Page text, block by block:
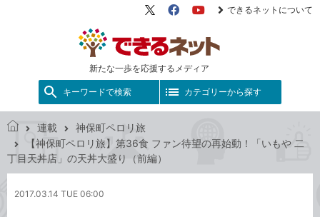
新たな一歩を応援するメディア
X（旧
FacebookYouTube
できるネットについて
キーワードで検索 カテゴリーから探す
き
ッ
連載
神保町ペロリ旅
【神保町ペロリ旅】第36食 ファン待望の再始動！「いもや 二
丁目天丼店」の天丼大盛り（前編）
2017.03.14 TUE 06:00